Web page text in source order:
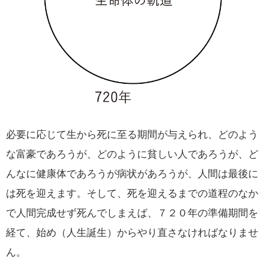
必要に応じて生から死に至る期間が与えられ、どのよう
な富豪であろうが、どのように貧しい人であろうが、ど
んなに健康体であろうが病状があろうが、人間は最後に
は死を迎えます。そして、死を迎えるまでの道程のなか
で人間完成せず死んでしまえば、７２０年の準備期間を
経て、始め（人生誕生）からやり直さなければなりませ
ん。